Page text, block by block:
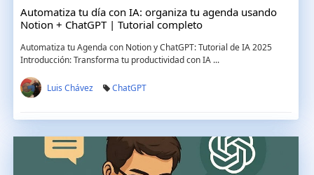
Automatiza tu día con IA: organiza tu agenda usando
Notion + ChatGPT | Tutorial completo
Automatiza tu Agenda con Notion y ChatGPT: Tutorial de IA 2025
Introducción: Transforma tu productividad con IA ...
Luis Chávez ChatGPT